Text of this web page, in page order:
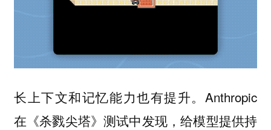
长上下文和记忆能力也有提升。Anthropic
在《杀戮尖塔》测试中发现，给模型提供持